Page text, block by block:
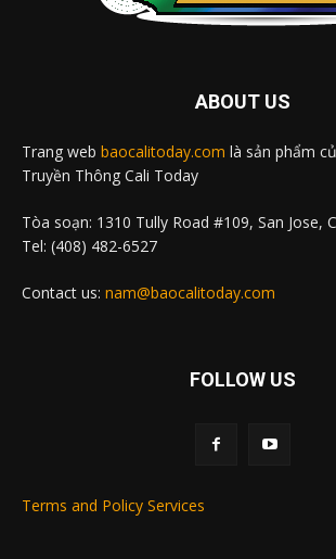
ABOUT US
Trang web baocalitoday.com là sản phẩm
Truyền Thông Cali Today
Tòa soạn: 1310 Tully Road #109, San Jose,
Tel: (408) 482-6527
Contact us: nam@baocalitoday.com
FOLLOW US
Terms and Policy Services